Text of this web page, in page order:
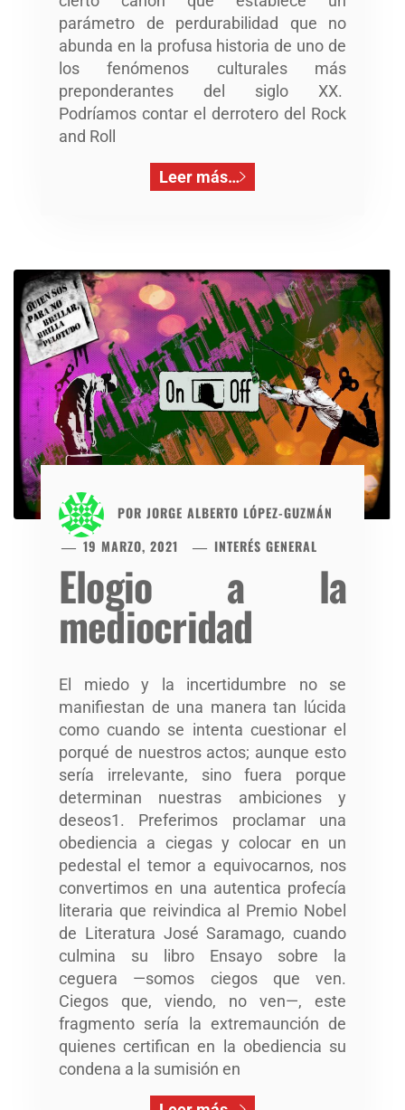
parámetro de perdurabilidad que no
abunda en la profusa historia de uno de
los fenómenos culturales más
preponderantes del siglo XX.
Podríamos contar el derrotero del Rock
and Roll
Leer más…
POR JORGE ALBERTO LÓPEZ-GUZMÁN
19 MARZO, 2021
INTERÉS GENERAL
Elogio a la
mediocridad
El miedo y la incertidumbre no se
manifiestan de una manera tan lúcida
como cuando se intenta cuestionar el
porqué de nuestros actos; aunque esto
sería irrelevante, sino fuera porque
determinan nuestras ambiciones y
deseos1. Preferimos proclamar una
obediencia a ciegas y colocar en un
pedestal el temor a equivocarnos, nos
convertimos en una autentica profecía
literaria que reivindica al Premio Nobel
de Literatura José Saramago, cuando
culmina su libro Ensayo sobre la
ceguera —somos ciegos que ven.
Ciegos que, viendo, no ven—, este
fragmento sería la extremaunción de
quienes certifican en la obediencia su
condena a la sumisión en